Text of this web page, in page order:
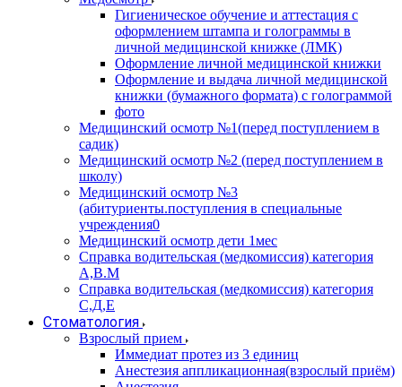
Гигиеническое обучение и аттестация с
оформлением штампа и голограммы в
личной медицинской книжке (ЛМК)
Оформление личной медицинской книжки
Оформление и выдача личной медицинской
книжки (бумажного формата) с голограммой
фото
Медицинский осмотр №1(перед поступлением в
садик)
Медицинский осмотр №2 (перед поступлением в
школу)
Медицинский осмотр №3
(абитуриенты.поступления в специальные
учреждения0
Медицинский осмотр дети 1мес
Справка водительская (медкомиссия) категория
А,В.М
Справка водительская (медкомиссия) категория
С,Д,Е
Стоматология
Взрослый прием
Иммедиат протез из 3 единиц
Анестезия аппликационная(взрослый приём)